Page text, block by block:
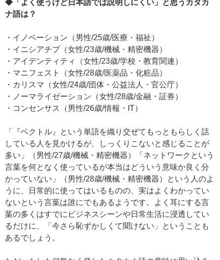
◆「よく使うけど日本語では説明しにくい」と思うカタカ
ナ語は？
・イノベーション（男性/25歳/医療・福祉）
・イニシアチブ（女性/23歳/機械・精密機器）
・アイデンティティ（女性/23歳/学校・教育関連）
・マニフェスト（女性/28歳/医薬品・化粧品）
・カリスマ（女性/24歳/団体・公益法人・官公庁）
・ノーマライゼーション（女性/28歳/金融・証券）
・コンセンサス（男性/26歳/情報・IT）
「『ベクトル』という単語を織り交ぜてもっともらしく話
している人を見かけるが、しっくりこないと感じることが
多い」（男性/27歳/機械・精密機器）「ネットワークという
言葉を何となく使っているが本当はどういう意味か良く分
かっていない」（男性/28歳/機械・精密機器）という人のよ
うに、日常的に使ってはいるものの、実はよくわかってい
ないという言葉は誰にでもあるようです。よく耳にする言
葉の多くはすでにビジネスシーンや日常生活に浸透してい
るだけに、「今さら恥ずかしくて聞けない」ということも
あるでしょう。